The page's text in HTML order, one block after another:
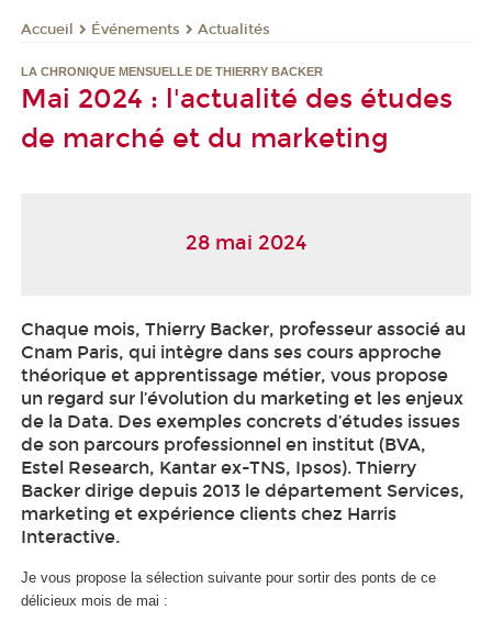
Accueil Événements Actualités
LA CHRONIQUE MENSUELLE DE THIERRY BACKER
Mai 2024 : l'actualité des études
de marché et du marketing
28 mai 2024
Chaque mois, Thierry Backer, professeur associé au
Cnam Paris, qui intègre dans ses cours approche
théorique et apprentissage métier, vous propose
un regard sur l’évolution du marketing et les enjeux
de la Data. Des exemples concrets d’études issues
de son parcours professionnel en institut (BVA,
Estel Research, Kantar ex-TNS, Ipsos). Thierry
Backer dirige depuis 2013 le département Services,
marketing et expérience clients chez Harris
Interactive.
Je vous propose la sélection suivante pour sortir des ponts de ce
délicieux mois de mai :